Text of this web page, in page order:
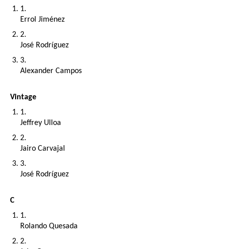
Errol Jiménez
José Rodríguez
Alexander Campos
Vintage
Jeffrey Ulloa
Jairo Carvajal
José Rodríguez
C
Rolando Quesada